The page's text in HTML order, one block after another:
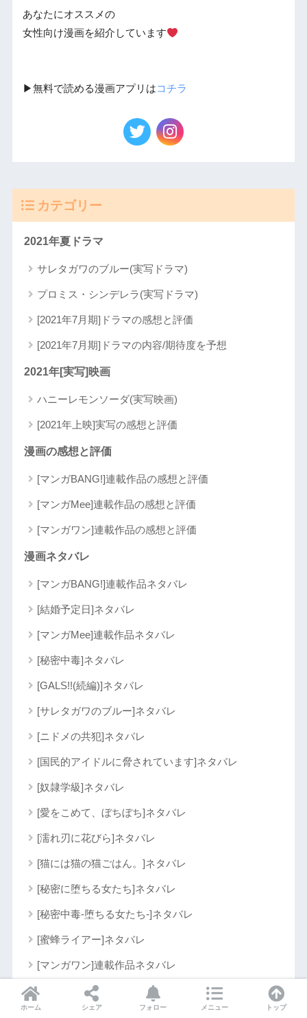
あなたにオススメの
女性向け漫画を紹介しています
▶︎無料で読める漫画アプリはコチラ
カテゴリー
2021年夏ドラマ
サレタガワのブルー(実写ドラマ)
プロミス・シンデレラ(実写ドラマ)
[2021年7月期]ドラマの感想と評価
[2021年7月期]ドラマの内容/期待度を予想
2021年[実写]映画
ハニーレモンソーダ(実写映画)
[2021年上映]実写の感想と評価
漫画の感想と評価
[マンガBANG!]連載作品の感想と評価
[マンガMee]連載作品の感想と評価
[マンガワン]連載作品の感想と評価
漫画ネタバレ
[マンガBANG!]連載作品ネタバレ
[結婚予定日]ネタバレ
[マンガMee]連載作品ネタバレ
[秘密中毒]ネタバレ
[GALS!!(続編)]ネタバレ
[サレタガワのブルー]ネタバレ
[ニドメの共犯]ネタバレ
[国民的アイドルに脅されています]ネタバレ
[奴隷学級]ネタバレ
[愛をこめて、ぼちぼち]ネタバレ
[濡れ刃に花びら]ネタバレ
[猫には猫の猫ごはん。]ネタバレ
[秘密に堕ちる女たち]ネタバレ
[秘密中毒-堕ちる女たち-]ネタバレ
[蜜蜂ライアー]ネタバレ
[マンガワン]連載作品ネタバレ
[付き合ってあげてもいいかな]ネタバレ
ホーム シェア フォロー メニュー トップ